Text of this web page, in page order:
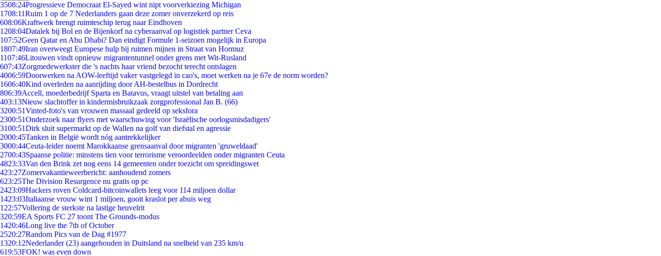
3508:24Progressieve Democraat El-Sayed wint nipt voorverkiezing Michigan
1708:11Ruim 1 op de 7 Nederlanders gaan deze zomer onverzekerd op reis
608:06Kraftwerk brengt ruimteschip terug naar Eindhoven
1208:04Datalek bij Bol en de Bijenkorf na cyberaanval op logistiek partner Ceva
107:52Geen Qatar en Abu Dhabi? Dan eindigt Formule 1-seizoen mogelijk in Europa
1807:49Iran overweegt Europese hulp bij ruimen mijnen in Straat van Hormuz
1107:46Litouwen vindt opnieuw migrantentunnel onder grens met Wit-Rusland
607:43Zorgmedewerkster die 's nachts haar vriend bezocht terecht ontslagen
4006:59Doorwerken na AOW-leeftijd vaker vastgelegd in cao's, moet werken na je 67e de norm worden?
1606:40Kind overleden na aanrijding door AH-bestelbus in Dordrecht
806:39Accell, moederbedrijf Sparta en Batavus, vraagt uitstel van betaling aan
403:13Nieuw slachtoffer in kindermisbruikzaak zorgprofessional Jan B. (66)
3200:51Vinted-foto's van vrouwen massaal gedeeld op seksfora
2300:51Onderzoek naar flyers met waarschuwing voor 'Israëlische oorlogsmisdadigers'
3100:51Dirk sluit supermarkt op de Wallen na golf van diefstal en agressie
2000:45Tanken in België wordt nóg aantrekkelijker
3000:44Ceuta-leider noemt Marokkaanse grensaanval door migranten 'gruweldaad'
2700:43Spaanse politie: minstens tien voor terrorisme veroordeelden onder migranten Ceuta
4823:33Van den Brink zet nog eens 14 gemeenten onder toezicht om spreidingswet
423:27Zomervakantieweerbericht: aanhoudend zomers
623:25The Division Resurgence nu gratis op pc
2423:09Hackers roven Coldcard-bitcoinwallets leeg voor 114 miljoen dollar
1423:03Italiaanse vrouw wint 1 miljoen, gooit kraslot per abuis weg
1 22:57Vollering de sterkste na lastige heuvelrit
320:59EA Sports FC 27 toont The Grounds-modus
1420:46Long live the 7th of October
2520:27Random Pics van de Dag #1977
1320:12Nederlander (23) aangehouden in Duitsland na snelheid van 235 km/u
619:53FOK! was even down